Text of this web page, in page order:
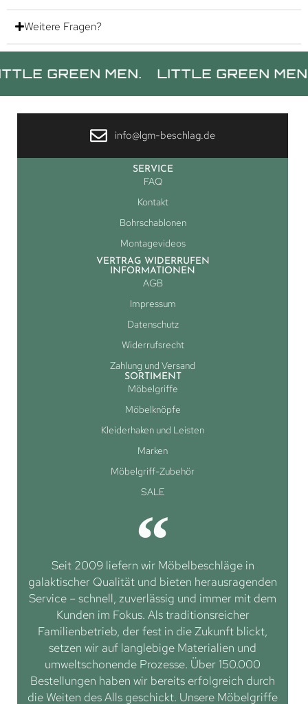
Weitere Fragen?
MEN. LITTLE GREEN MEN.
info@lgm-beschlag.de
SERVICE
FAQ
Kontakt
Bohrschablonen
Montagevideos
VERTRAG WIDERRUFEN
INFORMATIONEN
AGB
Impressum
Datenschutz
Widerrufsrecht
Zahlung und Versand
SORTIMENT
Möbelgriffe
Möbelknöpfe
Kleiderhaken und Leisten
Marken
Möbelgriff-Zubehör
SALE
Seit 2009 liefern wir Möbelbeschläge in
galaktischer Qualität und bieten herausragenden
Service – schnell, zuverlässig und immer mit dem
Kunden im Fokus. Als traditionsreicher
Familienbetrieb, der fest in die Zukunft blickt,
setzen wir auf langlebige Materialien und
umweltschonende Prozesse. Über 150.000
Bestellungen haben wir bereits erfolgreich durch
die Weiten des Alls geschickt. Unsere Möbelgriffe